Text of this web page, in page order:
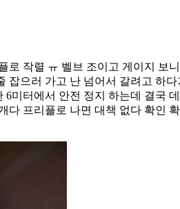
작렬 ㅠ 벨브 조이고 게이지 보
으러 가고 난 넘어서 갈려고 하다
미터에서 안전 정지 하는데 결국
다 프리플로 나면 대책 없다 확인